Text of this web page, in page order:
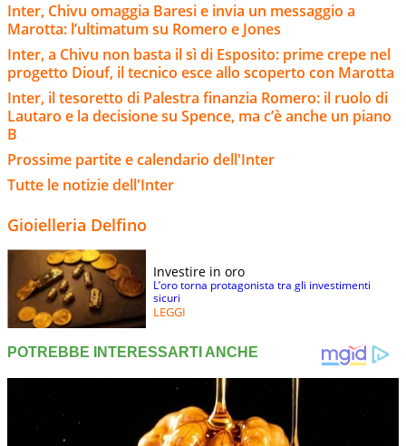
Inter, Chivu omaggia Baresi e invia un messaggio a
Marotta: l’ultimatum su Romero e Jones
Inter, a Chivu non basta il sì di Esposito: prime crepe nel
progetto Diouf, il tecnico esce allo scoperto con Marotta
Inter, il tesoretto di Palestra finanzia Romero: il ruolo di
Lautaro e la decisione su Spence, ma c’è anche un piano
B
Prossime partite e calendario dell'Inter
Tutte le notizie dell'Inter
Gioielleria Delfino
Investire in oro
L’oro torna protagonista tra gli investimenti
sicuri
LEGGI